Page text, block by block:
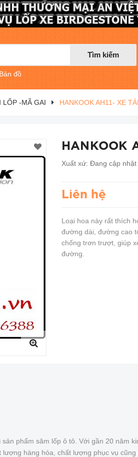
Tìm kiếm
Bản đồ
LỐP -MÃ GAI HANKOOK AH11- XE TẢI
HANKOOK
Xuất xứ: Đang cập nhật
Liên hệ
Loại hoa này rất thích
đường dài, đường cao
chống trơn trượt, giúp
đường.
phẩm săm lốp ô tô. Với gần 20 năm
hàng hóa, chất lượng phục vụ